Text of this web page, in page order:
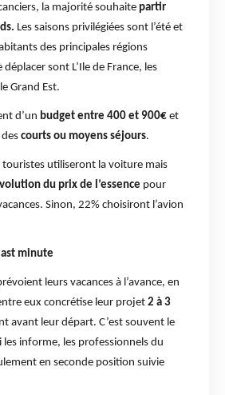
la majorité souhaite partir
Les saisons privilégiées sont l’été et
des principales régions
sont L’Ile de France, les
Grand Est.
d’un budget entre 400 et 900€ et
courts ou moyens séjours.
utiliseront la voiture mais
du prix de l’essence pour
Sinon, 22% choisiront l’avion
minute
leurs vacances à l’avance, en
eux concrétise leur projet 2 à 3
avant leur départ. C’est souvent le
les informe, les professionnels du
en seconde position suivie